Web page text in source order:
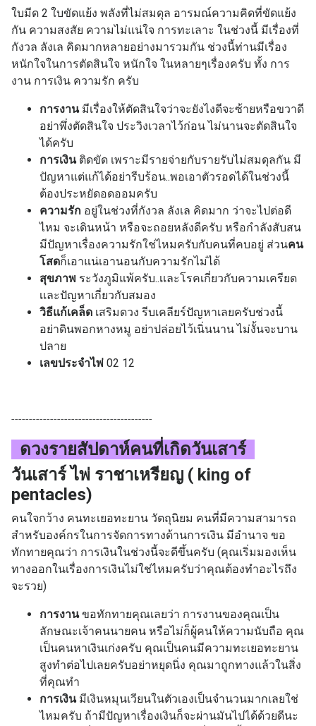
ใบมีด 2 ใบขัดแย้ง พลังที่ไม่สมดุล อารมณ์ความคิดที่ขัดแย้ง
กัน ความสงสัย ความไม่แน่ใจ การทะเลาะ ในช่วงนี้ มีเรื่องที่
กังวล ลังเล คิดมากหลายอย่างมารวมกัน ช่วงนี้ท่านมีเรื่อง
หนักใจในการตัดสินใจ หนักใจ ในหลายๆเรื่องครับ ทั้ง การ
งาน การเงิน ความรัก ครับ
การงานมีเรื่องให้ตัดสินใจว่าจะยังไงดีจะซ้ายหรือขวาดี
อย่าพึ่งตัดสินใจ ประวิงเวลาไว้ก่อน ไม่นานจะตัดสินใจ
ได้ครับ
การเงินติดขัด เพราะมีรายจ่ายกับรายรับไม่สมดุลกัน มี
ปัญหาแต่แก้ได้อย่ารีบร้อน..พอเอาตัวรอดได้ในช่วงนี้
ต้องประหยัดอดออมครับ
ความรัก อยู่ในช่วงที่กังวล ลังเล คิดมาก ว่าจะไปต่อดี
ไหม จะเดินหน้า หรือจะถอยหลังดีครับ หรือกำลังสับสน
มีปัญหาเรื่องความรักใช่ไหมครับกับคนที่คบอยู่ ส่วนคน
โสดก็เอาแน่เอานอนกับความรักไม่ได้
สุขภาพ ระวังภูมิแพ้ครับ..เเละโรคเกี่ยวกับความเครียด
เเละปัญหาเกี่ยวกับสมอง
วิธีแก้เคล็ด เสริมดวง รีบเคลียร์ปัญหาเลยครับช่วงนี้
อย่าดินพอกหางหมู อย่าปล่อยไว้เนิ่นนาน ไม่งั้นจะบาน
ปลาย
เลขประจำไพ่ 02 12
----------------------------------------
ดวงรายสัปดาห์คนที่เกิดวันเสาร์
วันเสาร์ ไพ่ ราชาเหรียญ ( king of
pentacles)
คนใจกว้าง คนทะเยอทะยาน วัตถุนิยม คนที่มีความสามารถ
สำหรับองค์กรในการจัดการทางด้านการเงิน มีอำนาจ ขอ
ทักทายคุณว่า การเงินในช่วงนี้จะดีขึ้นครับ (คุณเริ่มมองเห็น
ทางออกในเรื่องการเงินไม่ใช่ไหมครับว่าคุณต้องทำอะไรถึง
จะรวย)
การงานขอทักทายคุณเลยว่า การงานของคุณเป็น
ลักษณะเจ้าคนนายคน หรือไม่ก็ผู้คนให้ความนับถือ คุณ
เป็นคนหาเงินเก่งครับ คุณเป็นคนมีความทะเยอทะยาน
สูงทำต่อไปเลยครับอย่าหยุดนิ่ง คุณมาถูกทางแล้วในสิ่ง
ที่คุณทำ
การเงินมีเงินหมุนเวียนในตัวเองเป็นจำนวนมากเลยใช่
ไหมครับ ถ้ามีปัญหาเรื่องเงินก็จะผ่านมันไปได้ด้วยดีนะ